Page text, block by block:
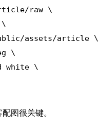
raw \
assets/article \
\
white \
图很关键。